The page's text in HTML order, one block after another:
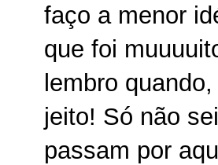
faço a menor
que foi
lembro
jeito! Só não
passam por